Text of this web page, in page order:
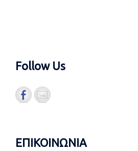
Follow Us
ΕΠΙΚΟΙΝΩΝΙΑ